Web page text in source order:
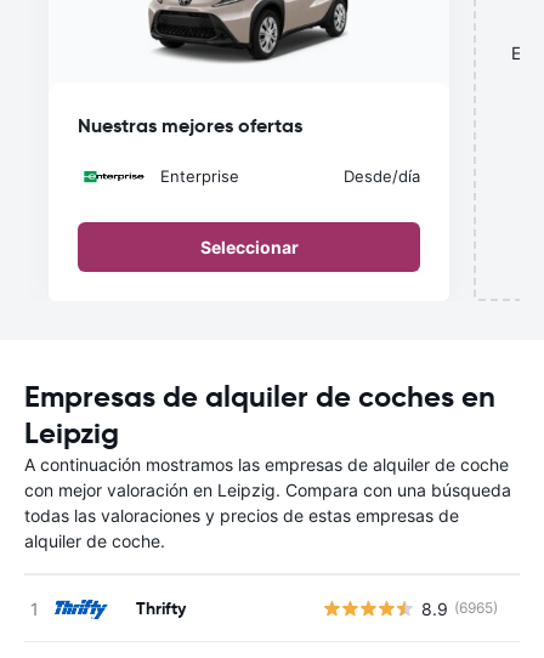
Nuestras mejores ofertas
Enterprise Desde/día
Seleccionar
Empresas de alquiler de coches en
Leipzig
A continuación mostramos las empresas de alquiler de coche
con mejor valoración en Leipzig. Compara con una búsqueda
todas las valoraciones y precios de estas empresas de
alquiler de coche.
Thrifty 8.9 (6965)